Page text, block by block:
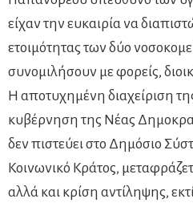
είχαν την ευκαιρία να
ετοιμότητας των δύο
συνομιλήσουν με φορείς,
Η αποτυχημένη διαχείριση
κυβέρνηση της Νέας
δεν πιστεύει στο Δημόσιο
Κοινωνικό Κράτος,
αλλά και κρίση αντίληψης,